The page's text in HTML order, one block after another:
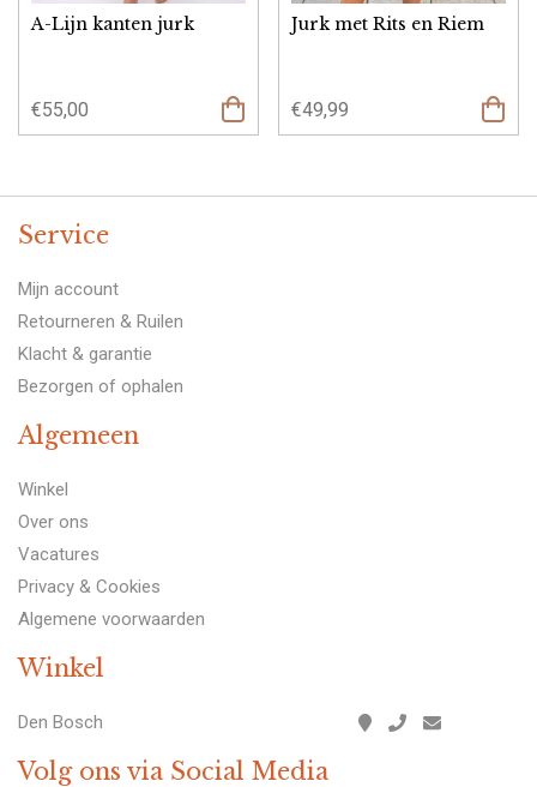
A-Lijn kanten jurk
€55,00
Opties
Jurk met Rits en Riem
€49,99
Opties
Service
Mijn account
Retourneren & Ruilen
Klacht & garantie
Bezorgen of ophalen
Algemeen
Winkel
Over ons
Vacatures
Privacy & Cookies
Algemene voorwaarden
Winkel
Den Bosch
Volg ons via Social Media